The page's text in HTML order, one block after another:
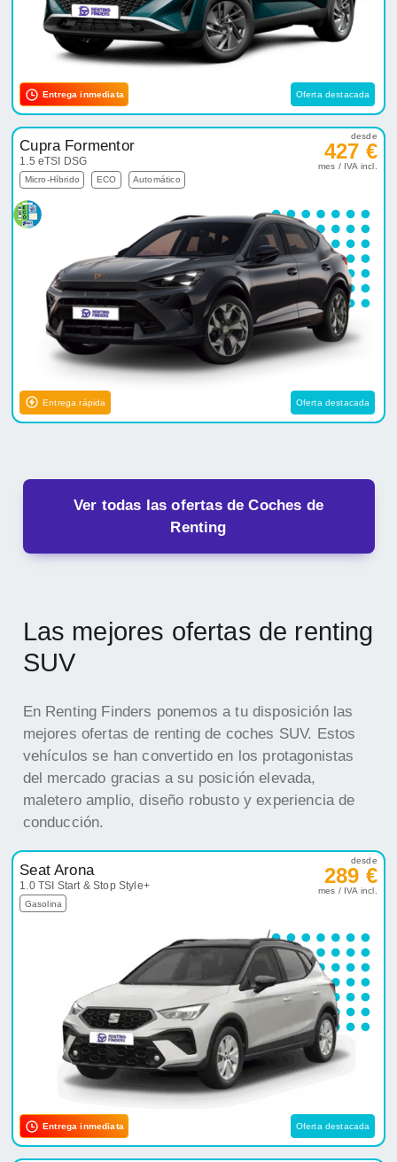
Entrega inmediata Oferta destacada
Cupra Formentor
1.5 eTSI DSG
Micro-Híbrido ECO Automático
desde
427 €
mes / IVA incl.
Entrega rápida Oferta destacada
Ver todas las ofertas de Coches de
Renting
Las mejores ofertas de renting
SUV
En Renting Finders ponemos a tu disposición las
mejores ofertas de renting de coches SUV. Estos
vehículos se han convertido en los protagonistas
del mercado gracias a su posición elevada,
maletero amplio, diseño robusto y experiencia de
conducción.
Seat Arona
1.0 TSI Start & Stop Style+
Gasolina
desde
289 €
mes / IVA incl.
Entrega inmediata Oferta destacada